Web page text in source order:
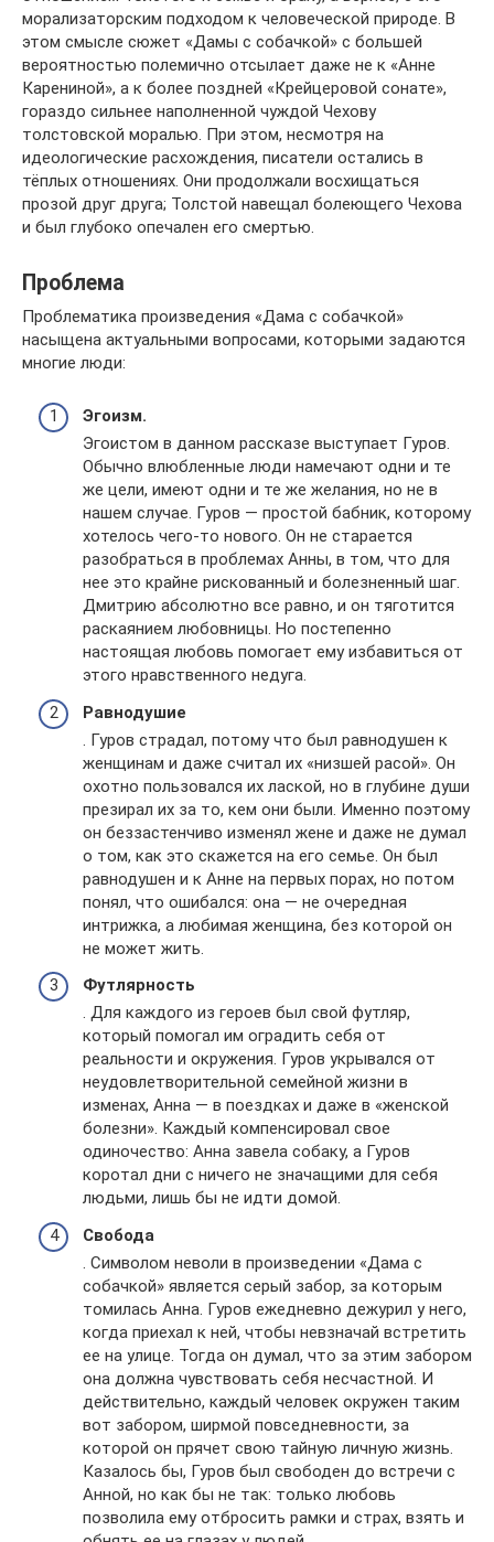
морализаторским подходом к человеческой природе. В
этом смысле сюжет «Дамы с собачкой» с большей
вероятностью полемично отсылает даже не к «Анне
Карениной», а к более поздней «Крейцеровой сонате»,
гораздо сильнее наполненной чуждой Чехову
толстовской моралью. При этом, несмотря на
идеологические расхождения, писатели остались в
тёплых отношениях. Они продолжали восхищаться
прозой друг друга; Толстой навещал болеющего Чехова
и был глубоко опечален его смертью.
Проблема
Проблематика произведения «Дама с собачкой»
насыщена актуальными вопросами, которыми задаются
многие люди:
Эгоизм.
Эгоистом в данном рассказе выступает Гуров.
Обычно влюбленные люди намечают одни и те
же цели, имеют одни и те же желания, но не в
нашем случае. Гуров — простой бабник, которому
хотелось чего-то нового. Он не старается
разобраться в проблемах Анны, в том, что для
нее это крайне рискованный и болезненный шаг.
Дмитрию абсолютно все равно, и он тяготится
раскаянием любовницы. Но постепенно
настоящая любовь помогает ему избавиться от
этого нравственного недуга.
Равнодушие
. Гуров страдал, потому что был равнодушен к
женщинам и даже считал их «низшей расой». Он
охотно пользовался их лаской, но в глубине души
презирал их за то, кем они были. Именно поэтому
он беззастенчиво изменял жене и даже не думал
о том, как это скажется на его семье. Он был
равнодушен и к Анне на первых порах, но потом
понял, что ошибался: она — не очередная
интрижка, а любимая женщина, без которой он
не может жить.
Футлярность
. Для каждого из героев был свой футляр,
который помогал им оградить себя от
реальности и окружения. Гуров укрывался от
неудовлетворительной семейной жизни в
изменах, Анна — в поездках и даже в «женской
болезни». Каждый компенсировал свое
одиночество: Анна завела собаку, а Гуров
коротал дни с ничего не значащими для себя
людьми, лишь бы не идти домой.
Свобода
. Символом неволи в произведении «Дама с
собачкой» является серый забор, за которым
томилась Анна. Гуров ежедневно дежурил у него,
когда приехал к ней, чтобы невзначай встретить
ее на улице. Тогда он думал, что за этим забором
она должна чувствовать себя несчастной. И
действительно, каждый человек окружен таким
вот забором, ширмой повседневности, за
которой он прячет свою тайную личную жизнь.
Казалось бы, Гуров был свободен до встречи с
Анной, но как бы не так: только любовь
позволила ему отбросить рамки и страх, взять и